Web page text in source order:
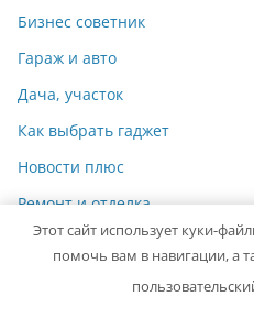
Бизнес советник
Гараж и авто
Дача, участок
Как выбрать гаджет
Новости плюс
Ремонт и отделка
Строим дом сами
Этот сайт использует куки-
помочь вам в навигации, а